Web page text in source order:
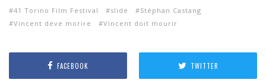
41 Torino Film Festival slide
Stéphan Castang
Vincent deve morire
Vincent doit mourir
FACEBOOK TWITTER